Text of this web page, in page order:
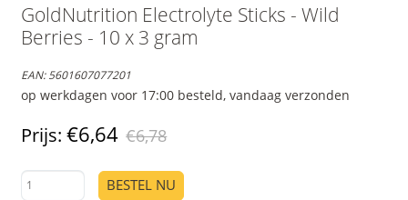
GoldNutrition Electrolyte Sticks - Wild
Berries - 10 x 3 gram
EAN:5601607077201
op werkdagen voor 17:00 besteld, vandaag verzonden
Prijs: €6,64 €6,78
BESTEL NU